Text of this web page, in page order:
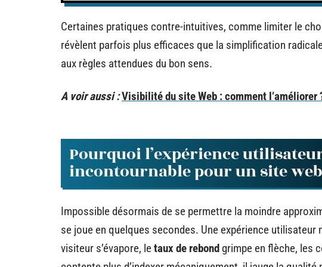
Certaines pratiques contre-intuitives, comme limiter le
révèlent parfois plus efficaces que la simplification
aux règles attendues du bon sens.
A voir aussi :Visibilité du site Web : comment l’améliorer
Pourquoi l’expérience
incontournable pour un site
Impossible désormais de se permettre la moindre
se joue en quelques secondes. Une expérience utilisateur
visiteur s’évapore, letaux de rebond grimpe en flèche, les